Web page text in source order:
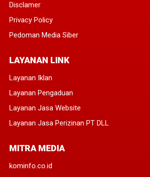
Disclamer
Privacy Policy
Pedoman Media Siber
LAYANAN LINK
Layanan Iklan
Layanan Pengaduan
Layanan Jasa Website
Layanan Jasa Perizinan PT DLL
MITRA MEDIA
kominfo.co.id